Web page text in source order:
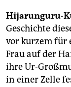
Hijarunguru-
Geschichte
vor kurzem
Frau auf der
ihre Ur-
in einer Zelle